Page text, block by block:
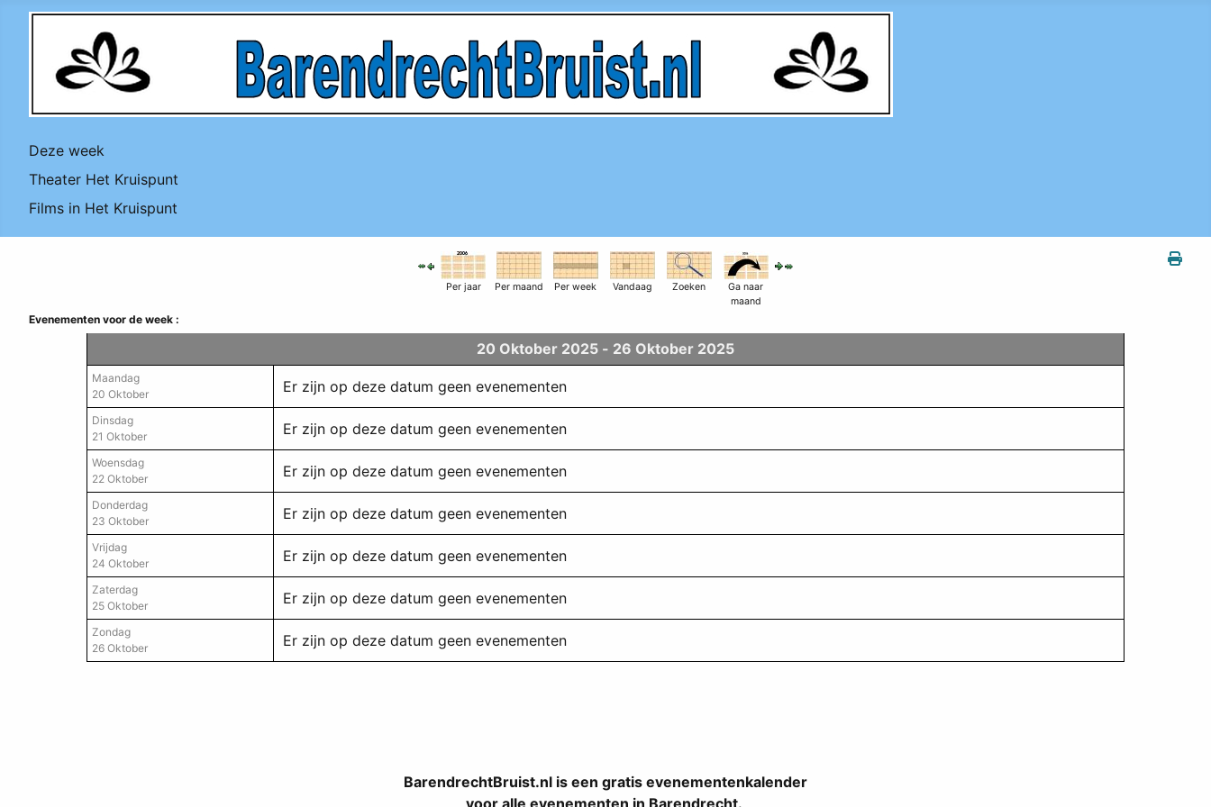
Deze week
Theater Het Kruispunt
Films in Het Kruispunt
Per jaar Per maand Per week Vandaag Zoeken
Ga naar
maand
Evenementen voor de week :
20 Oktober 2025 - 26 Oktober 2025
Maandag
20 Oktober
Er zijn op deze datum geen evenementen
Dinsdag
21 Oktober
Er zijn op deze datum geen evenementen
Woensdag
22 Oktober
Er zijn op deze datum geen evenementen
Donderdag
23 Oktober
Er zijn op deze datum geen evenementen
Vrijdag
24 Oktober
Er zijn op deze datum geen evenementen
Zaterdag
25 Oktober
Er zijn op deze datum geen evenementen
Zondag
26 Oktober
Er zijn op deze datum geen evenementen
BarendrechtBruist.nl is een gratis evenementenkalender
voor alle evenementen in Barendrecht.